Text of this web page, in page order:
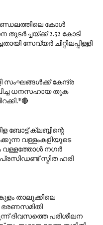
കോൾ
2.52 കോടി
സേവ്യർ ചിറ്റിലപ്പിള്ളി
സംഘങ്ങള്‍ക്ക് കേന്ദ്ര
ധനസഹായ തുക
ബോട്ട് ക്ലബ്ബിന്റെ
വള്ളംകളിയുടെ
വള്ളത്തോൾ നഗർ
സ്മിത ഹരി
താലൂക്കിലെ
ദിവസത്തെ പരിശീലന